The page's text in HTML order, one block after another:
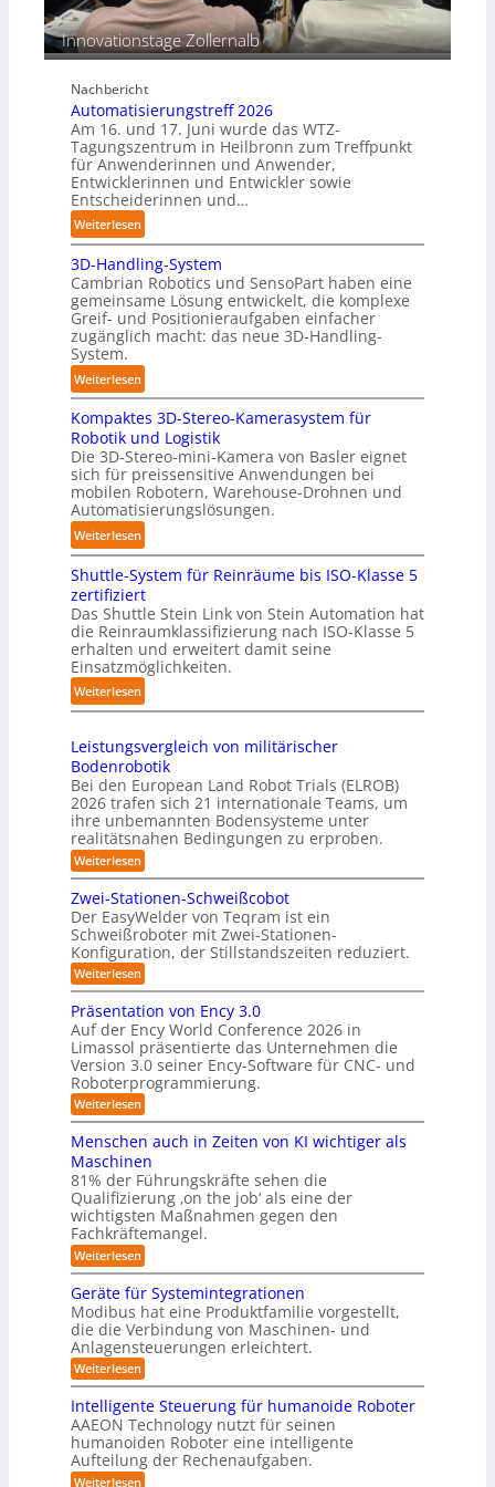
p
e
r
o
b
o
t
s
t
ä
i
g
e
P
o
l
y
m
e
r
l
a
g
e
r
f
ü
r
T
a
u
h
r
o
b
o
t
e
Innovationstage Zollernalb
Nachbericht
Automatisierungstreff 2026
Am 16. und 17. Juni wurde das WTZ-
Tagungszentrum in Heilbronn zum Treffpunkt
für Anwenderinnen und Anwender,
Entwicklerinnen und Entwickler sowie
Entscheiderinnen und…
Weiterlesen:
A
u
t
o
m
t
i
s
i
e
r
u
n
g
s
t
r
e
f
f
0
6
3D-Handling-System
Cambrian Robotics und SensoPart haben eine
gemeinsame Lösung entwickelt, die komplexe
Greif- und Positionieraufgaben einfacher
zugänglich macht: das neue 3D-Handling-
System.
Weiterlesen:
3
D
-
H
a
n
d
l
n
g
-
S
y
s
t
m
Kompaktes 3D-Stereo-Kamerasystem für
Robotik und Logistik
Die 3D-Stereo-mini-Kamera von Basler eignet
sich für preissensitive Anwendungen bei
mobilen Robotern, Warehouse-Drohnen und
Automatisierungslösungen.
Weiterlesen:
K
o
m
p
a
k
t
e
3
D
-
S
t
e
r
e
o
-
K
a
m
e
r
a
s
y
s
t
e
m
f
ü
r
R
o
b
o
t
i
u
n
d
L
Shuttle-System für Reinräume bis ISO-Klasse 5
zertifiziert
Das Shuttle Stein Link von Stein Automation hat
die Reinraumklassifizierung nach ISO-Klasse 5
erhalten und erweitert damit seine
Einsatzmöglichkeiten.
Weiterlesen:
S
u
t
t
l
e
-
S
y
s
t
e
m
f
ü
r
R
e
i
r
ä
u
m
e
b
i
s
I
S
O
-
K
l
a
s
Leistungsvergleich von militärischer
Bodenrobotik
Bei den European Land Robot Trials (ELROB)
2026 trafen sich 21 internationale Teams, um
ihre unbemannten Bodensysteme unter
realitätsnahen Bedingungen zu erproben.
Weiterlesen:
L
e
i
s
t
u
n
g
s
v
e
r
g
l
e
i
c
h
v
o
n
m
i
l
i
t
ä
r
i
s
c
h
e
r
B
o
d
e
n
r
Zwei-Stationen-Schweißcobot
Der EasyWelder von Teqram ist ein
Schweißroboter mit Zwei-Stationen-
Konfiguration, der Stillstandszeiten reduziert.
Weiterlesen:
Z
w
e
i
-
S
t
a
t
i
o
n
e
n
-
S
c
h
w
i
ß
c
o
b
o
t
Präsentation von Ency 3.0
Auf der Ency World Conference 2026 in
Limassol präsentierte das Unternehmen die
Version 3.0 seiner Ency-Software für CNC- und
Roboterprogrammierung.
Weiterlesen:
P
ä
s
e
n
t
a
t
i
o
n
v
o
n
E
n
c
y
3
.
0
Menschen auch in Zeiten von KI wichtiger als
Maschinen
81% der Führungskräfte sehen die
Qualifizierung ‚on the job‘ als eine der
wichtigsten Maßnahmen gegen den
Fachkräftemangel.
Weiterlesen:
M
n
s
c
h
e
n
u
c
h
i
n
Geräte für Systemintegrationen
Modibus hat eine Produktfamilie vorgestellt,
die die Verbindung von Maschinen- und
Anlagensteuerungen erleichtert.
Weiterlesen:
G
e
r
ä
t
e
f
Intelligente Steuerung für humanoide Roboter
AAEON Technology nutzt für seinen
humanoiden Roboter eine intelligente
Aufteilung der Rechenaufgaben.
Weiterlesen: